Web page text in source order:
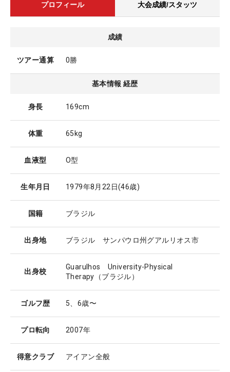
プロフィール 大会成績/スタッツ
成績
ツアー通算 0勝
基本情報 経歴
身長 169cm
体重 65kg
血液型 O型
生年月日 1979年8月22日(46歳)
国籍 ブラジル
出身地 ブラジル サンパウロ州グアルリオス市
出身校
Guarulhos University-Physical
Therapy（ブラジル）
ゴルフ歴 5、6歳〜
プロ転向 2007年
得意クラブ アイアン全般